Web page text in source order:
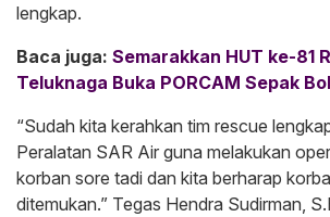
lengkap.
Baca juga: Semarakkan HUT ke-81
Teluknaga Buka PORCAM Sepak
“Sudah kita kerahkan tim rescue
Peralatan SAR Air guna melakukan
korban sore tadi dan kita berharap
ditemukan.” Tegas Hendra Sudirman,